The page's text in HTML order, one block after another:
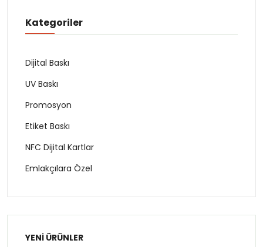
Kategoriler
Dijital Baskı
UV Baskı
Promosyon
Etiket Baskı
NFC Dijital Kartlar
Emlakçılara Özel
YENI ÜRÜNLER